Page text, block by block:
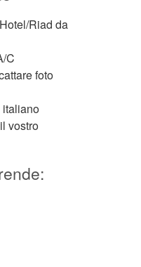
Riad da
C
foto
vostro